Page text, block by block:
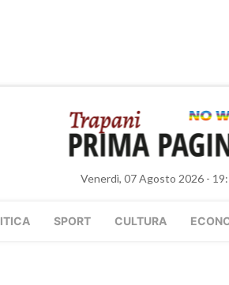
Venerdì, 07 Agosto 2026 -
SPORT CULTURA